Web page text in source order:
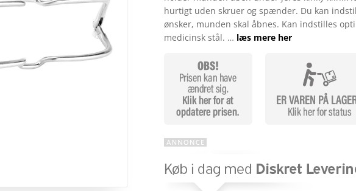
er
hurtigt uden skruer og spænder. Du kan
ønsker, munden skal åbnes. Kan indstilles
medicinsk stål. … læs mere her